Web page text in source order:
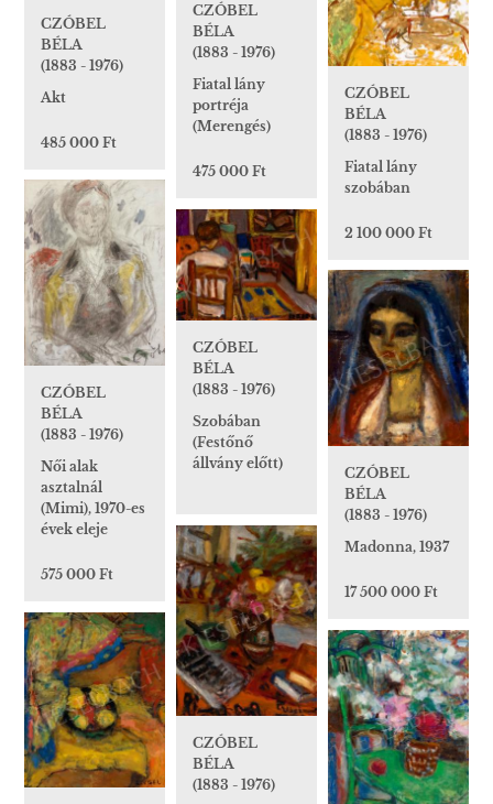
CZÓBEL
BÉLA
(1883 - 1976)
Fiatal lány
portréja
(Merengés)
475 000 Ft
CZÓBEL
BÉLA
(1883 - 1976)
Akt
485 000 Ft
CZÓBEL
BÉLA
(1883 - 1976)
Fiatal lány
szobában
2 100 000 Ft
CZÓBEL
BÉLA
(1883 - 1976)
Női alak
asztalnál
(Mimi), 1970-es
évek eleje
575 000 Ft
CZÓBEL
BÉLA
(1883 - 1976)
Szobában
(Festőnő
állvány előtt)
CZÓBEL
BÉLA
(1883 - 1976)
Madonna, 1937
17 500 000 Ft
CZÓBEL
BÉLA
(1883 - 1976)